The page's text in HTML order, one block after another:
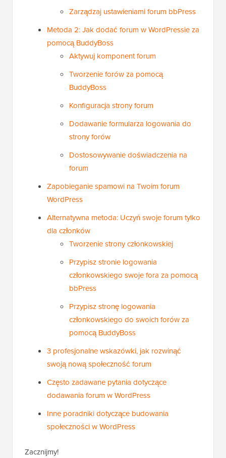
Zarządzaj ustawieniami forum bbPress
Metoda 2: Jak dodać forum w WordPressie za
pomocą BuddyBoss
Aktywuj komponent forum
Tworzenie forów za pomocą
BuddyBoss
Konfiguracja strony forum
Dodawanie formularza logowania do
strony forów
Dostosowywanie doświadczenia na
forum
Zapobieganie spamowi na Twoim forum
WordPress
Alternatywna metoda: Uczyń swoje forum tylko
dla członków
Tworzenie strony członkowskiej
Przypisz stronie logowania
członkowskiego swoje fora za pomocą
bbPress
Przypisz stronę logowania
członkowskiego do swoich forów za
pomocą BuddyBoss
3 profesjonalne wskazówki, jak rozwinąć
swoją nową społeczność forum
Często zadawane pytania dotyczące
dodawania forum w WordPress
Inne poradniki dotyczące budowania
społeczności w WordPress
Zacznijmy!